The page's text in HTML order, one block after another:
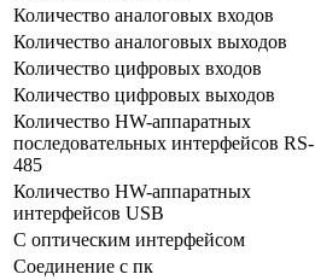
Количество аналоговых входов
Количество аналоговых выходов
Количество цифровых входов
Количество цифровых выходов
Количество HW-аппаратных
последовательных интерфейсов RS-
485
Количество HW-аппаратных
интерфейсов USB
С оптическим интерфейсом
Соединение с пк